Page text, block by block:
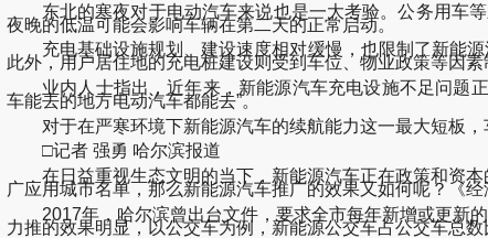
东北的寒夜对于电动汽车来说也是一大考验。公务用车等
夜晚的低温可能会影响车辆在第二天的正常启动。
充电基础设施规划、建设速度相对缓慢，也限制了新能源
此外，用户居住地的充电桩建设则受到车位、物业政策等因
业内人士指出，近年来，新能源汽车充电设施不足问题正
车能去的地方电动汽车都能去”。
对于在严寒环境下新能源汽车的续航能力这一最大短板，
□记者 强勇 哈尔滨报道
在日益重视生态文明的当下，新能源汽车正在政策和资本
广应用城市名单，那么新能源汽车推广的效果又如何呢？《
2017年，哈尔滨曾出台文件，要求全市每年新增或更新的
力推的效果明显，以公交车为例，新能源公交车占公交车总